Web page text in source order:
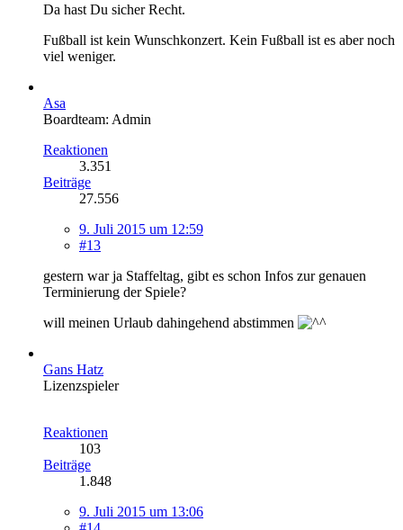
Da hast Du sicher Recht.
Fußball ist kein Wunschkonzert. Kein Fußball ist es aber noch
viel weniger.
Asa
Boardteam: Admin
Reaktionen
3.351
Beiträge
27.556
9. Juli 2015 um 12:59
#13
gestern war ja Staffeltag, gibt es schon Infos zur genauen
Terminierung der Spiele?
will meinen Urlaub dahingehend abstimmen
Gans Hatz
Lizenzspieler
Reaktionen
103
Beiträge
1.848
9. Juli 2015 um 13:06